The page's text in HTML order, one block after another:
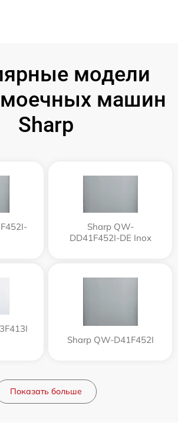
модели
машин
Sharp
Sharp QW-
DD41F452I-DE Inox
Sharp QW-D41F452I
Показать больше